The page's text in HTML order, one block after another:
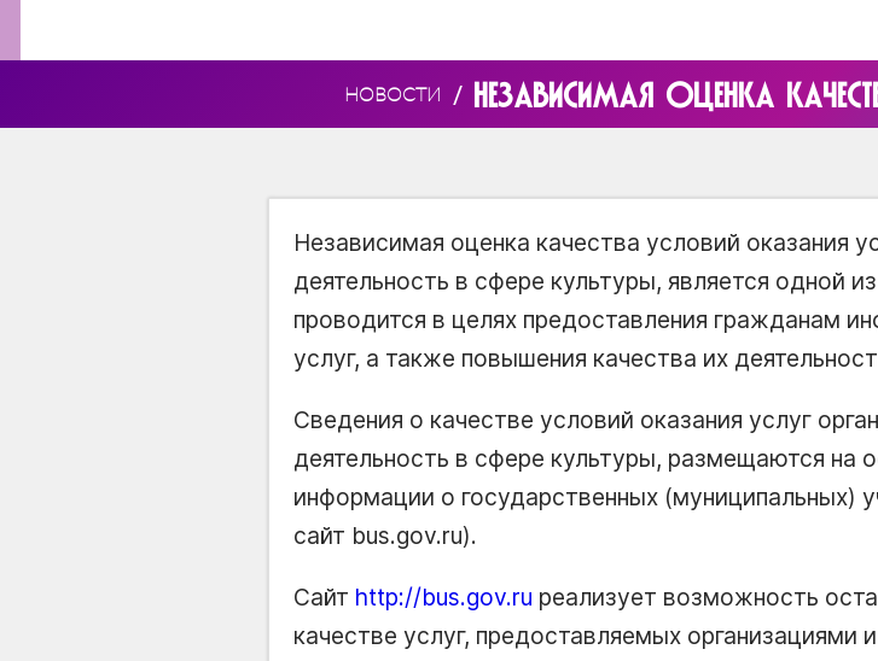
НОВОСТИ / НЕЗАВИСИМАЯ ОЦЕНКА
Независимая оценка качества условий оказания
деятельность в сфере культуры, является одной
проводится в целях предоставления гражданам
услуг, а также повышения качества их
Сведения о качестве условий оказания услуг
деятельность в сфере культуры, размещаются на
информации о государственных (муниципальных)
сайт bus.gov.ru).
Сайт http://bus.gov.ru реализует возможность
качестве услуг, предоставляемых организациями